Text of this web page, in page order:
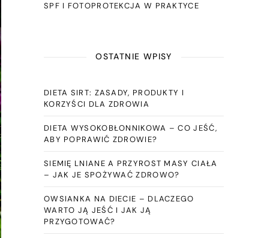
SPF I FOTOPROTEKCJA W PRAKTYCE
OSTATNIE WPISY
DIETA SIRT: ZASADY, PRODUKTY I
KORZYŚCI DLA ZDROWIA
DIETA WYSOKOBŁONNIKOWA – CO JEŚĆ,
ABY POPRAWIĆ ZDROWIE?
SIEMIĘ LNIANE A PRZYROST MASY CIAŁA
– JAK JE SPOŻYWAĆ ZDROWO?
OWSIANKA NA DIECIE – DLACZEGO
WARTO JĄ JEŚĆ I JAK JĄ
PRZYGOTOWAĆ?